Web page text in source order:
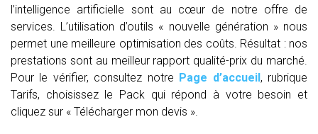
l’intelligence artificielle sont au cœur de notre offre de
services. L’utilisation d’outils « nouvelle génération » nous
permet une meilleure optimisation des coûts. Résultat : nos
prestations sont au meilleur rapport qualité-prix du marché.
Pour le vérifier, consultez notre Page d’accueil, rubrique
Tarifs, choisissez le Pack qui répond à votre besoin et
cliquez sur « Télécharger mon devis ».